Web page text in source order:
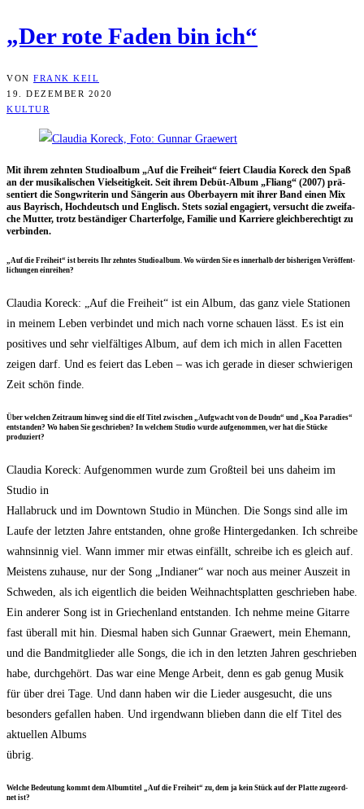
„Der rote Faden bin ich“
VON FRANK KEIL
19. DEZEMBER 2020
KULTUR
Mit ihrem zehn­ten Stu­dio­al­bum „Auf die Frei­heit“ fei­ert Clau­dia Kor­eck den Spaß
an der musi­ka­li­schen Viel­sei­tig­keit. Seit ihrem Debüt-Album „Fliang“ (2007) prä­
sen­tiert die Song­wri­te­rin und Sän­ge­rin aus Ober­bay­ern mit ihrer Band einen Mix
aus Bay­risch, Hoch­deutsch und Eng­lisch. Stets sozi­al enga­giert, ver­sucht die zwei­fa­
che Mut­ter, trotz bestän­di­ger Chart­erfol­ge, Fami­lie und Kar­rie­re gleich­be­rech­tigt zu
verbinden.
„Auf die Frei­heit“ ist bereits Ihr zehn­tes Stu­dio­al­bum. Wo wür­den Sie es inner­halb der bis­he­ri­gen Ver­öf­fent­
li­chun­gen einreihen?
Clau­dia Kor­eck: „Auf die Frei­heit“ ist ein Album, das ganz vie­le Sta­tio­nen
in mei­nem Leben ver­bin­det und mich nach vor­ne schau­en lässt. Es ist ein
posi­ti­ves und sehr viel­fäl­ti­ges Album, auf dem ich mich in allen Facet­ten
zei­gen darf. Und es fei­ert das Leben – was ich gera­de in die­ser schwie­ri­gen
Zeit schön finde.
Über wel­chen Zeit­raum hin­weg sind die elf Titel zwi­schen „Auf­g­wacht von de Doudn“ und „Koa Para­dies“
ent­stan­den? Wo haben Sie geschrie­ben? In wel­chem Stu­dio wur­de auf­ge­nom­men, wer hat die Stü­cke
produziert?
Clau­dia Kor­eck: Auf­ge­nom­men wur­de zum Groß­teil bei uns daheim im
Stu­dio in
Hal­la­bruck und im Down­town Stu­dio in Mün­chen. Die Songs sind alle im
Lau­fe der letz­ten Jah­re ent­stan­den, ohne gro­ße Hin­ter­ge­dan­ken. Ich schrei­be
wahn­sin­nig viel. Wann immer mir etwas ein­fällt, schrei­be ich es gleich auf.
Meis­tens zuhau­se, nur der Song „India­ner“ war noch aus mei­ner Aus­zeit in
Schwe­den, als ich eigent­lich die bei­den Weih­nachts­plat­ten geschrie­ben habe.
Ein ande­rer Song ist in Grie­chen­land ent­stan­den. Ich neh­me mei­ne Gitar­re
fast über­all mit hin. Dies­mal haben sich Gun­nar Grae­wert, mein Ehe­mann,
und die Band­mit­glie­der alle Songs, die ich in den letz­ten Jah­ren geschrie­ben
habe, durch­ge­hört. Das war eine Men­ge Arbeit, denn es gab genug Musik
für über drei Tage. Und dann haben wir die Lie­der aus­ge­sucht, die uns
beson­ders gefal­len haben. Und irgend­wann blie­ben dann die elf Titel des
aktu­el­len Albums
übrig.
Wel­che Bedeu­tung kommt dem Album­ti­tel „Auf die Frei­heit“ zu, dem ja kein Stück auf der Plat­te zuge­ord­
net ist?